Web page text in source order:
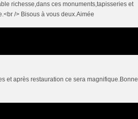
richesse,dans ces monuments,tapisseries et
/> Bisous à vous deux.Aimée
et après restauration ce sera magnifique.Bonne